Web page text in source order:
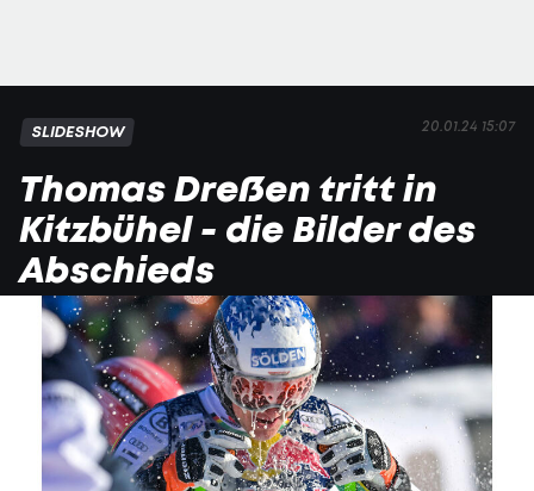
20.01.24 15:07
SLIDESHOW
Thomas Dreßen tritt in
Kitzbühel - die Bilder des
Abschieds